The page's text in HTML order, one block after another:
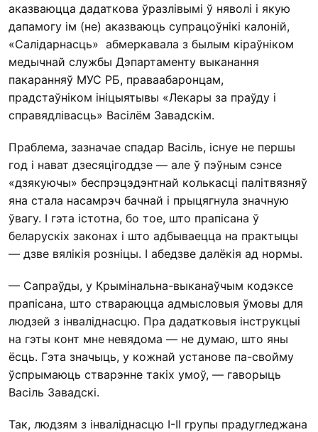
аказваюцца дадаткова ўразлівымі ў няволі і якую
дапамогу ім (не) аказваюць супрацоўнікі калоній,
«Салідарнасць» абмеркавала з былым кіраўніком
медычнай службы Дэпартаменту выканання
пакаранняў МУС РБ, праваабаронцам,
прадстаўніком ініцыятывы «Лекары за праўду і
справядлівасць» Васілём Завадскім.
Праблема, зазначае спадар Васіль, існуе не першы
год і нават дзесяцігоддзе — але ў пэўным сэнсе
«дзякуючы» беспрэцэдэнтнай колькасці палітвязняў
яна стала насамрэч бачнай і прыцягнула значную
ўвагу. І гэта істотна, бо тое, што прапісана ў
беларускіх законах і што адбываецца на практыцы
— дзве вялікія розніцы. І абедзве далёкія ад нормы.
— Сапраўды, у Крымінальна-выканаўчым кодэксе
прапісана, што ствараюцца адмысловыя ўмовы для
людзей з інваліднасцю. Пра дадатковыя інструкцыі
на гэты конт мне невядома — не думаю, што яны
ёсць. Гэта значыць, у кожнай установе па-свойму
ўспрымаюць стварэнне такіх умоў, — гаворыць
Васіль Завадскі.
Так, людзям з інваліднасцю І-ІІ групы прадугледжана